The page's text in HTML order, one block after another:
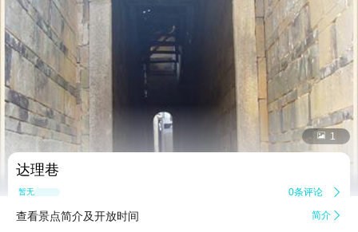
 1
达理巷
暂无点评 0条评论 
查看景点简介及开放时间 简介 
